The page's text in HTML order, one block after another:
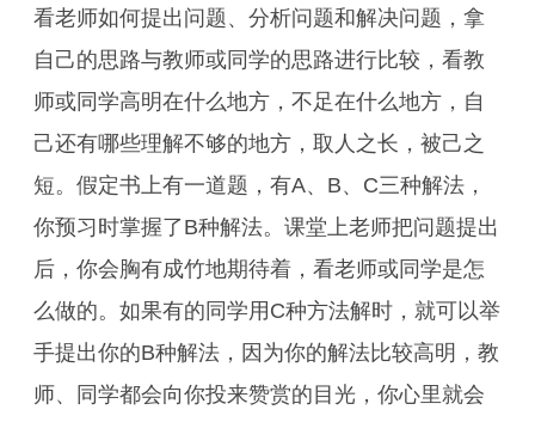
看老师如何提出问题、分析问题和解决问题，拿
自己的思路与教师或同学的思路进行比较，看教
师或同学高明在什么地方，不足在什么地方，自
己还有哪些理解不够的地方，取人之长，被己之
短。假定书上有一道题，有A、B、C三种解法，
你预习时掌握了B种解法。课堂上老师把问题提出
后，你会胸有成竹地期待着，看老师或同学是怎
么做的。如果有的同学用C种方法解时，就可以举
手提出你的B种解法，因为你的解法比较高明，教
师、同学都会向你投来赞赏的目光，你心里就会